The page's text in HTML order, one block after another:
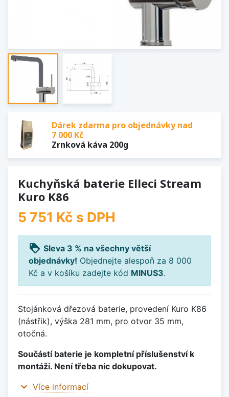
Dárek zdarma pro objednávky nad
7 000 Kč
Zrnková káva 200g
Kuchyňská baterie Elleci Stream
Kuro K86
5 751 Kč s DPH
loyalty Sleva 3 % na všechny větší
objednávky! Objednejte alespoň za 8 000
Kč a v košíku zadejte kód MINUS3.
Stojánková dřezová baterie, provedení Kuro K86
(nástřik), výška 281 mm, pro otvor 35 mm,
otočná.
Součástí baterie je kompletní příslušenství k
montáži. Není třeba nic dokupovat.
expand_more Více informací